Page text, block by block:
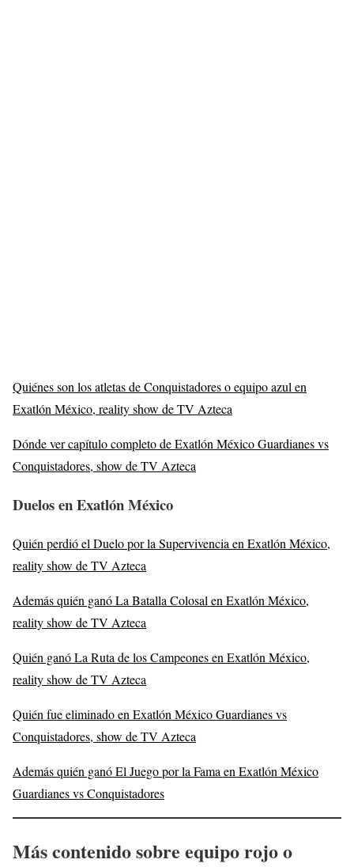
Quiénes son los atletas de Conquistadores o equipo azul en
Exatlón México, reality show de TV Azteca
Dónde ver capítulo completo de Exatlón México Guardianes vs
Conquistadores, show de TV Azteca
Duelos en Exatlón México
Quién perdió el Duelo por la Supervivencia en Exatlón México,
reality show de TV Azteca
Además quién ganó La Batalla Colosal en Exatlón México,
reality show de TV Azteca
Quién ganó La Ruta de los Campeones en Exatlón México,
reality show de TV Azteca
Quién fue eliminado en Exatlón México Guardianes vs
Conquistadores, show de TV Azteca
Además quién ganó El Juego por la Fama en Exatlón México
Guardianes vs Conquistadores
Más contenido sobre equipo rojo o